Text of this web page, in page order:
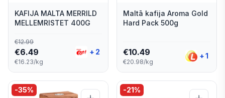
KAFIJA MALTA MERRILD
MELLEMRISTET 400G
€12.99
€6.49
€16.23/kg
+ 2
Maltā kafija Aroma Gold
Hard Pack 500g
€10.49
€20.98/kg
+1
-35% -21%